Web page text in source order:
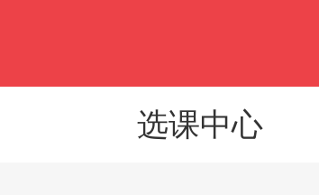
选课中心